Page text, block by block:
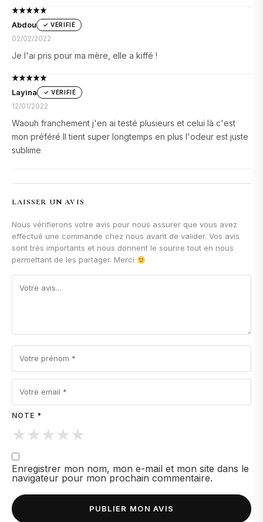
Abdou ✓ VÉRIFIÉ
02/02/2022
Je l'ai pris pour ma mère, elle a kiffé !
Layina ✓ VÉRIFIÉ
12/01/2022
Waouh franchement j'en ai testé plusieurs et celui là c'est
mon préféré Il tient super longtemps en plus l'odeur est juste
sublime
LAISSER UN AVIS
Nous vérifierons votre avis pour nous assurer que vous avez
effectué une commande chez nous avant de valider. Vos avis
sont très importants et nous donnent le sourire tout en nous
permettant de les partager. Merci
NOTE *
★★★★★
Enregistrer mon nom, mon e-mail et mon site dans le
navigateur pour mon prochain commentaire.